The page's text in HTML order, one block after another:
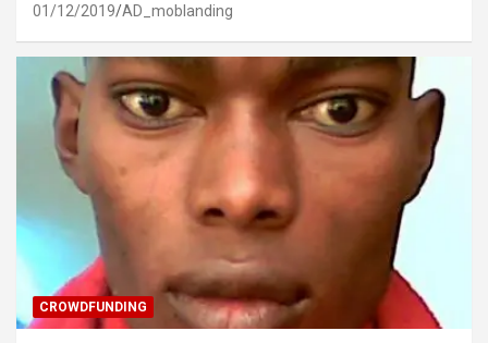
01/12/2019 AD_moblanding
CROWDFUNDING